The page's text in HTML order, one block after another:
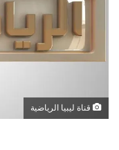
قناة ليبيا الرياضية